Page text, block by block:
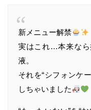
新メニュー解禁
実はこれ…本来なら
液。
それを“シフォンケ
しちゃいました